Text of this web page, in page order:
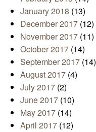
January 2018 (13)
December 2017 (12)
November 2017 (11)
October 2017 (14)
September 2017 (14)
August 2017 (4)
July 2017 (2)
June 2017 (10)
May 2017 (14)
April 2017 (12)